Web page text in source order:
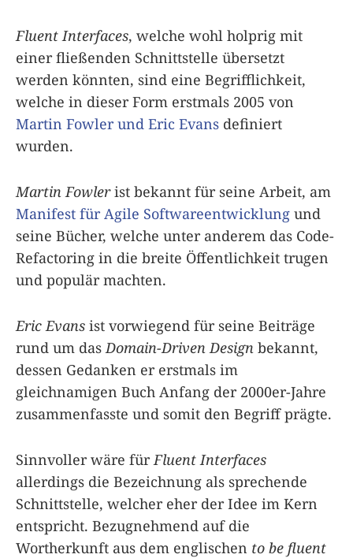
Fluent Interfaces, welche wohl holprig mit
einer fließenden Schnittstelle übersetzt
werden könnten, sind eine Begrifflichkeit,
welche in dieser Form erstmals 2005 von
Martin Fowler und Eric Evans definiert
wurden.
Martin Fowlerist bekannt für seine Arbeit, am
Manifest für Agile Softwareentwicklung und
seine Bücher, welche unter anderem das Code-
Refactoring in die breite Öffentlichkeit trugen
und populär machten.
Eric Evans ist vorwiegend für seine Beiträge
rund um das Domain-Driven Design bekannt,
dessen Gedanken er erstmals im
gleichnamigen Buch Anfang der 2000er-Jahre
zusammenfasste und somit den Begriff prägte.
Sinnvoller wäre für Fluent Interfaces
allerdings die Bezeichnung als sprechende
Schnittstelle, welcher eher der Idee im Kern
entspricht. Bezugnehmend auf die
Wortherkunft aus dem englischen to be fluent